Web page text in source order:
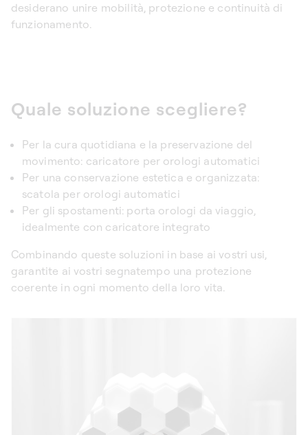
desiderano unire mobilità, protezione e continuità di
funzionamento.
Quale soluzione scegliere?
Per la cura quotidiana e la preservazione del
movimento: caricatore per orologi automatici
Per una conservazione estetica e organizzata:
scatola per orologi automatici
Per gli spostamenti: porta orologi da viaggio,
idealmente con caricatore integrato
Combinando queste soluzioni in base ai vostri usi,
garantite ai vostri segnatempo una protezione
coerente in ogni momento della loro vita.